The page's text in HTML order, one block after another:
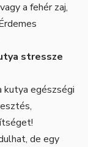
a fehér zaj,
stressze
kutya egészségi
de egy